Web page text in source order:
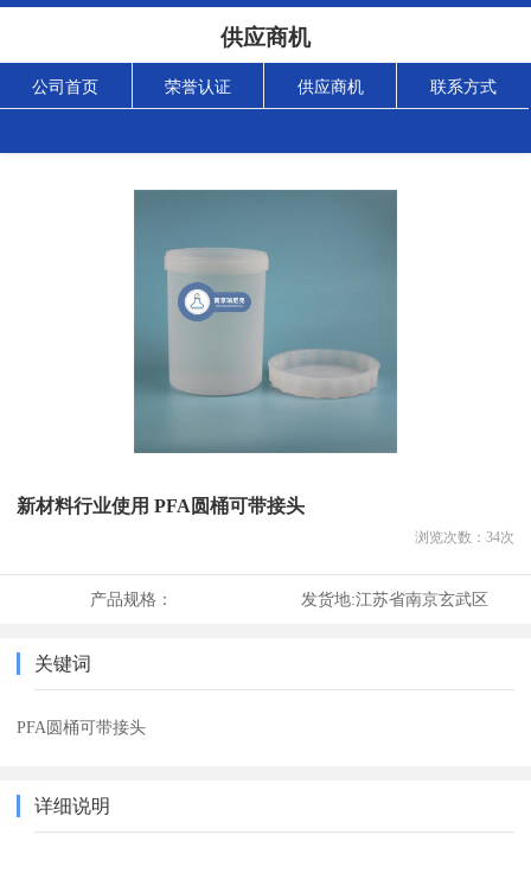
供应商机
公司首页 荣誉认证 供应商机 联系方式
新材料行业使用 PFA圆桶可带接头
浏览次数： 34次
产品规格： 发货地:江苏省南京玄武区
关键词
PFA圆桶可带接头
详细说明